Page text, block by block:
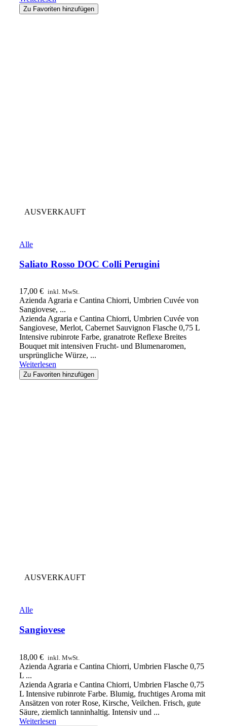
Zu Favoriten hinzufügen
AUSVERKAUFT
Alle
Saliato Rosso DOC Colli Perugini
17,00 € inkl. MwSt.
Azienda Agraria e Cantina Chiorri, Umbrien Cuvée von
Sangiovese, ...
Azienda Agraria e Cantina Chiorri, Umbrien Cuvée von
Sangiovese, Merlot, Cabernet Sauvignon Flasche 0,75 L
Intensive rubinrote Farbe, granatrote Reflexe Breites
Bouquet mit intensiven Frucht- und Blumenaromen,
ursprüngliche Würze, ...
Weiterlesen
Zu Favoriten hinzufügen
AUSVERKAUFT
Alle
Sangiovese
18,00 € inkl. MwSt.
Azienda Agraria e Cantina Chiorri, Umbrien Flasche 0,75
L ...
Azienda Agraria e Cantina Chiorri, Umbrien Flasche 0,75
L Intensive rubinrote Farbe. Blumig, fruchtiges Aroma mit
Ansätzen von roter Rose, Kirsche, Veilchen. Frisch, gute
Säure, ziemlich tanninhaltig. Intensiv und ...
Weiterlesen